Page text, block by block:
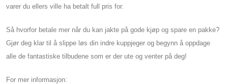
varer du ellers ville ha betalt full pris for.
Så hvorfor betale mer når du kan jakte på gode kjøp og spare en pakke?
Gjør deg klar til å slippe løs din indre kuppjeger og begynn å oppdage
alle de fantastiske tilbudene som er der ute og venter på deg!
For mer informasjon: